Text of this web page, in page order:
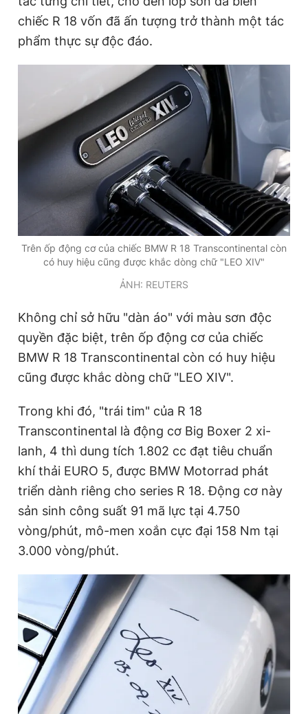
chiếc R 18 vốn đã ấn tượng trở thành một tác
phẩm thực sự độc đáo.
Trên ốp động cơ của chiếc BMW R 18 Transcontinental còn
có huy hiệu cũng được khắc dòng chữ "LEO XIV"
ẢNH: REUTERS
Không chỉ sở hữu "dàn áo" với màu sơn độc
quyền đặc biệt, trên ốp động cơ của chiếc
BMW R 18 Transcontinental còn có huy hiệu
cũng được khắc dòng chữ "LEO XIV".
Trong khi đó, "trái tim" của R 18
Transcontinental là động cơ Big Boxer 2 xi-
lanh, 4 thì dung tích 1.802 cc đạt tiêu chuẩn
khí thải EURO 5, được BMW Motorrad phát
triển dành riêng cho series R 18. Động cơ này
sản sinh công suất 91 mã lực tại 4.750
vòng/phút, mô-men xoắn cực đại 158 Nm tại
3.000 vòng/phút.